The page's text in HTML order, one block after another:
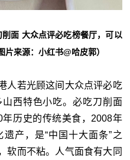
面 大众点评必吃榜餐厅，可以
来源：小红书@哈皮郭）
人若光顾这间大众点评必吃
西特色小吃。必吃刀削面
历史的传统美食，2008年
产，是“中国十大面条”之
软而不粘。人气面食有大同